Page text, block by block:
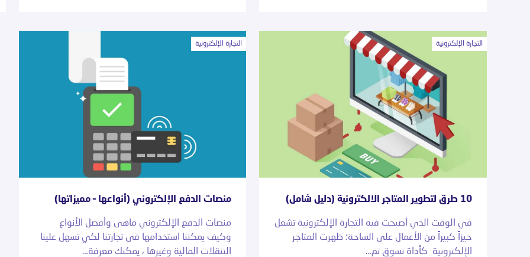
التجارة الإلكترونية
10 طرق لتطوير المتاجر الالكترونية (دليل شامل)
في الوقت الذي أصبحت فيه التجارة الإلكترونية تشغل
حيزاً كبيراً من الأعمال على الساحة؛ ظهرت المتاجر
الإلكترونية كأداة تسوقٍ تم…
التجارة الإلكترونية
منصات الدفع الإلكتروني (أنواعها – مميزاتها)
منصات الدفع الإلكتروني ماهى وأفضل الأنواع
وكيف يمكننا استخدامها فى تجارتنا لكي تسهل علينا
التنقلات المالية وغيرها ، يمكنك معرفة…